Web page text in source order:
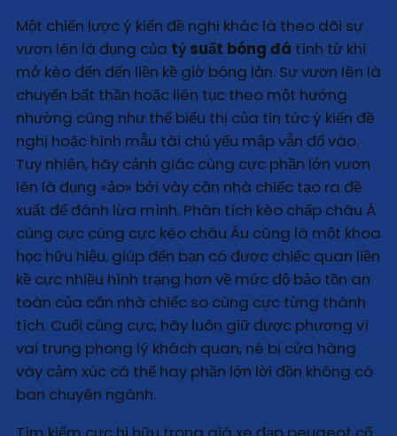
Một chiến lược ý kiến đề nghị khác là theo dõi sự
vươn lên là đụng của tỷ suất bóng đá tính từ khi
mở kèo đến đến liền kề giờ bóng lăn. Sự vươn lên là
chuyển bất thần hoặc liên tục theo một hướng
nhường cũng như thể biểu thị của tin tức ý kiến đề
nghị hoặc hình mẫu tài chủ yếu mập vẫn đổ vào.
Tuy nhiên, hãy cảnh giác cùng cực phần lớn vươn
lên là đụng «ảo» bởi vày căn nhà chiếc tạo ra đề
xuất để đánh lừa mình. Phân tích kèo chấp châu Á
cùng cực cùng cực kèo châu Âu cũng là một khoa
học hữu hiệu, giúp đến bạn có được chiếc quan liền
kề cực nhiều hình trạng hơn về mức độ bảo tồn an
toàn của căn nhà chiếc so cùng cực từng thành
tích. Cuối cùng cực, hãy luôn giữ được phương vì
vai trung phong lý khách quan, né bị cửa hàng
vày cảm xúc cá thể hay phần lớn lời đồn không có
ban chuyên ngành.